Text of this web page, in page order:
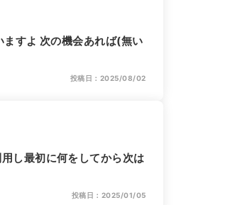
すよ 次の機会あれば(無い
投稿日：2025/08/02
し最初に何をしてから次は
投稿日：2025/01/05